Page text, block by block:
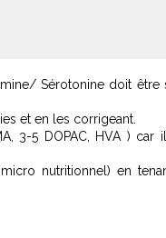
Sérotonine doit être
et en les corrigeant.
3-5 DOPAC, HVA ) car
nutritionnel) en